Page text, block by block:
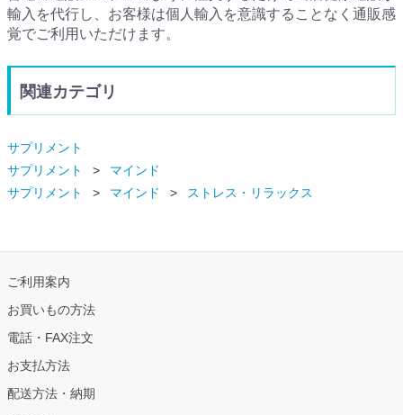
輸入を代行し、お客様は個人輸入を意識することなく通販感
覚でご利用いただけます。
関連カテゴリ
サプリメント
サプリメント
マインド
サプリメント
マインド ストレス・リラックス
ご利用案内
お買いもの方法
電話・FAX注文
お支払方法
配送方法・納期